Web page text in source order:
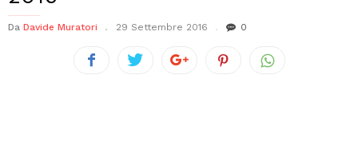
Da Davide Muratori 29 Settembre 2016 0